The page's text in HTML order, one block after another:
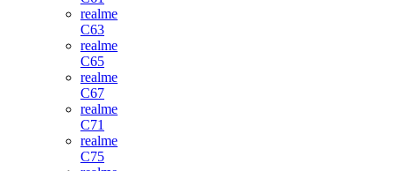
realme
C63
realme
C65
realme
C67
realme
C71
realme
C75